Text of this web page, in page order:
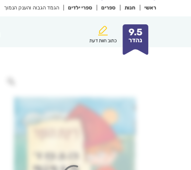
ראשי חנות ספרים ספרי ילדים הגמד הגבוה והענק הנמוך
9.5
נהדר כתוב חוות דעת